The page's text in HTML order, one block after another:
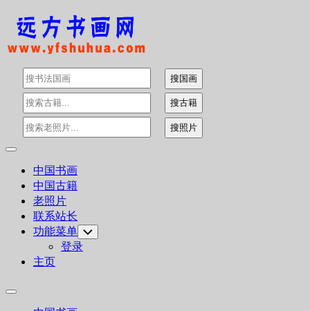
Skip
content
Expand
中国书画
中国古籍
老照片
联系站长
功能菜单 Toggle
Child
Menu
登录
主页
Expand